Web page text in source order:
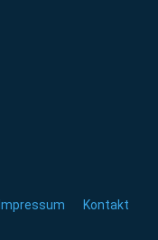
Impressum Kontakt